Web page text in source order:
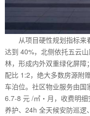
从项目硬性规划指标来
达到 40%，北侧依托五云
林，形成内外双重绿化屏障
配比 1:2，绝大多数房源附
车泊位。社区物业服务由国
6.7-8 元 /㎡・月，收费明
养护、24h 全天候安防巡逻